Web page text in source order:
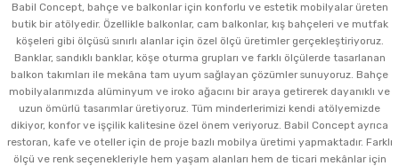
Babil Concept, bahçe ve balkonlar için konforlu ve estetik mobilyalar üreten
butik bir atölyedir. Özellikle balkonlar, cam balkonlar, kış bahçeleri ve mutfak
köşeleri gibi ölçüsü sınırlı alanlar için özel ölçü üretimler gerçekleştiriyoruz.
Banklar, sandıklı banklar, köşe oturma grupları ve farklı ölçülerde tasarlanan
balkon takımları ile mekâna tam uyum sağlayan çözümler sunuyoruz. Bahçe
mobilyalarımızda alüminyum ve iroko ağacını bir araya getirerek dayanıklı ve
uzun ömürlü tasarımlar üretiyoruz. Tüm minderlerimizi kendi atölyemizde
dikiyor, konfor ve işçilik kalitesine özel önem veriyoruz. Babil Concept ayrıca
restoran, kafe ve oteller için de proje bazlı mobilya üretimi yapmaktadır. Farklı
ölçü ve renk seçenekleriyle hem yaşam alanları hem de ticari mekânlar için